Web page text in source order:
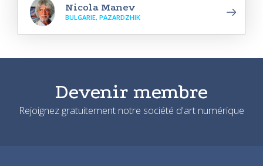
Nicola Manev
BULGARIE, PAZARDZHIK
Devenir membre
Rejoignez gratuitement notre société d'art numérique